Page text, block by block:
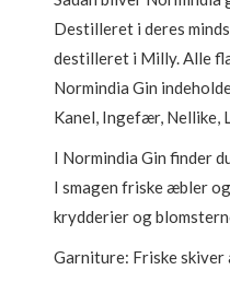
Destilleret i deres
destilleret i Milly. Alle
Normindia Gin
Kanel, Ingefær, Nellike,
I Normindia Gin finder
I smagen friske æbler
krydderier og
Garniture: Friske skiver